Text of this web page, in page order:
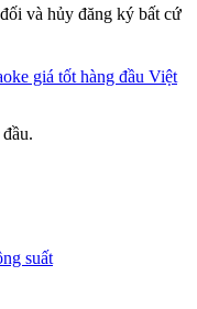
và hủy đăng ký bất cứ
suất